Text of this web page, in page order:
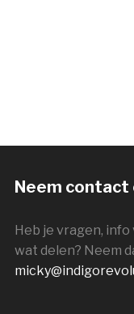
Neem contact
Heb je vragen, info
wat delen? Neem